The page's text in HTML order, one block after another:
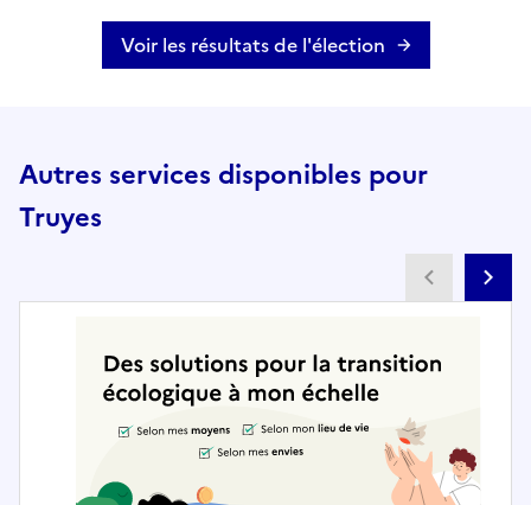
Voir les résultats de l'élection
Autres services disponibles pour
Truyes